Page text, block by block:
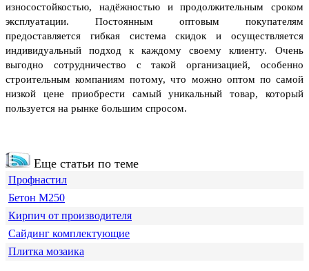
износостойкостью, надёжностью и продолжительным сроком
эксплуатации. Постоянным оптовым покупателям
предоставляется гибкая система скидок и осуществляется
индивидуальный подход к каждому своему клиенту.
Очень
выгодно сотрудничество с такой организацией, особенно
строительным компаниям потому, что можно оптом по самой
низкой цене приобрести самый уникальный товар, который
пользуется на рынке большим спросом.
Еще статьи по теме
Профнастил
Бетон М250
Кирпич от производителя
Сайдинг комплектующие
Плитка мозаика